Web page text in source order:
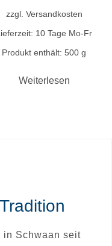
zzgl. Versandkosten
10 Tage Mo-Fr
Produkt enthält: 500g
Weiterlesen
in Schwaan seit